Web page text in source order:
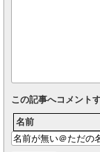
この記事へコメント
名前